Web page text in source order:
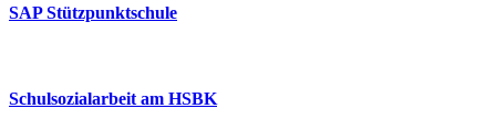
SAP Stützpunktschule
Schulsozialarbeit am HSBK